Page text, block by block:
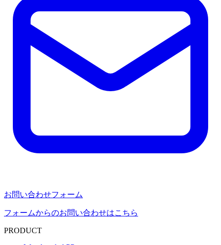
お問い合わせフォーム
フォームからのお問い合わせはこちら
PRODUCT